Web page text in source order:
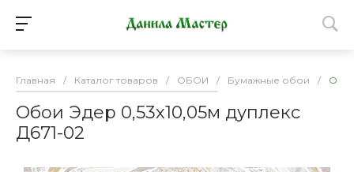
Главная / Каталог товаров / ОБОИ / Бумажные обои /
Обои Эдер 0,53х10,05м дуплекс
Д671-02